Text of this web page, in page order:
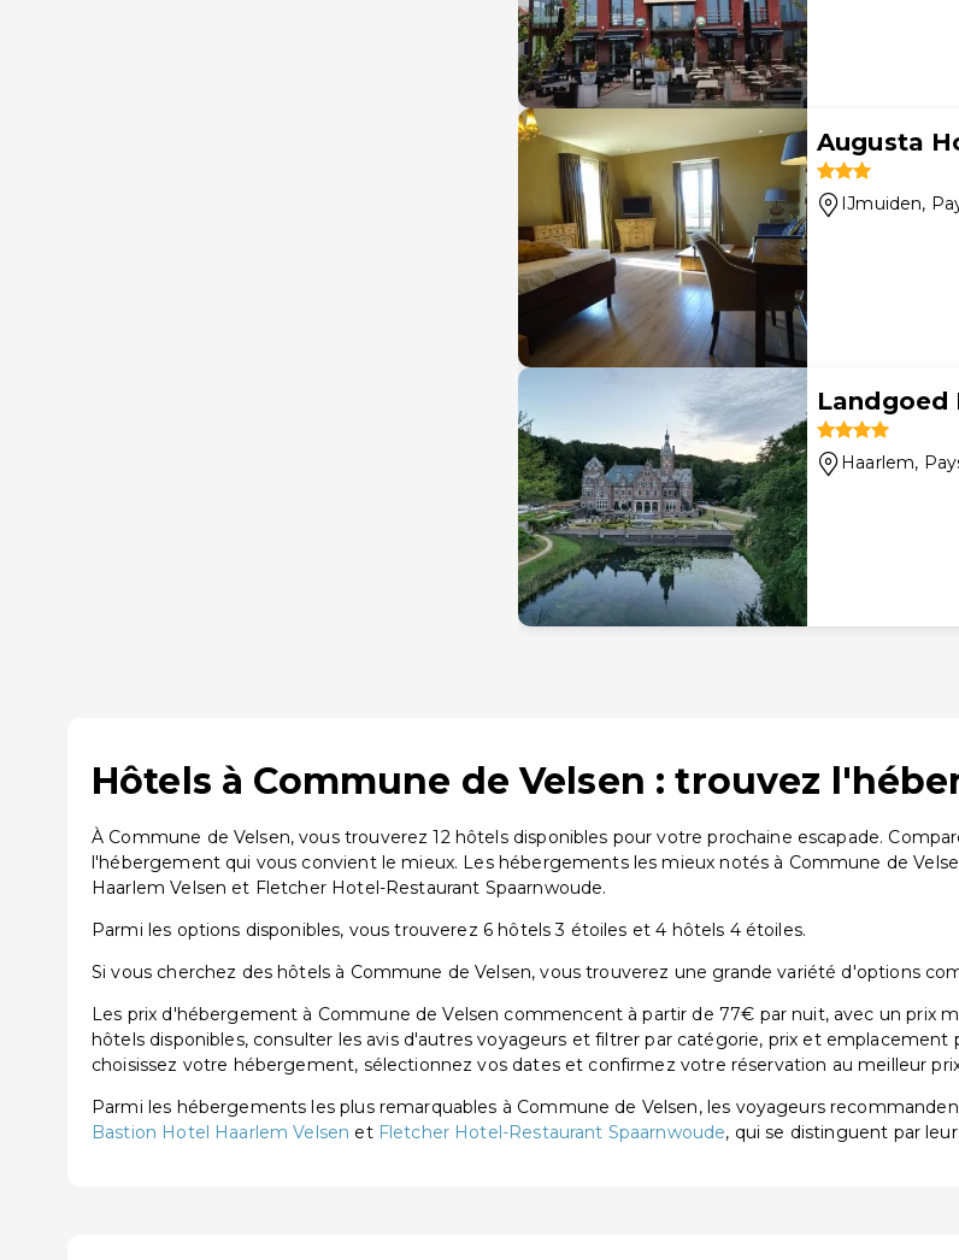
Augusta
IJmuiden,
Landgoed
Haarlem,
Hôtels à Commune de Velsen : trouvez
À Commune de Velsen, vous trouverez 12 hôtels disponibles pour votre prochaine escapade.
l'hébergement qui vous convient le mieux. Les hébergements les mieux notés à Commune de
Haarlem Velsen et Fletcher Hotel-Restaurant Spaarnwoude.
Parmi les options disponibles, vous trouverez 6 hôtels 3 étoiles et 4 hôtels 4 étoiles.
Si vous cherchez des hôtels à Commune de Velsen, vous trouverez une grande variété d'options
Les prix d'hébergement à Commune de Velsen commencent à partir de 77€ par nuit, avec un prix
hôtels disponibles, consulter les avis d'autres voyageurs et filtrer par catégorie, prix et
choisissez votre hébergement, sélectionnez vos dates et confirmez votre réservation au meilleur
Parmi les hébergements les plus remarquables à Commune de Velsen, les voyageurs
Bastion Hotel Haarlem Velsen et Fletcher Hotel-Restaurant Spaarnwoude, qui se distinguent par